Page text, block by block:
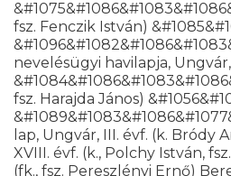
fsz. Fenczik István)
nevelésügyi havilapja,
fsz. Harajda János)
lap, Ungvár, III. évf. (k. Bródy
XVIII. évf. (k., Polchy István,
(fk., fsz. Pereszlényi Ernő)